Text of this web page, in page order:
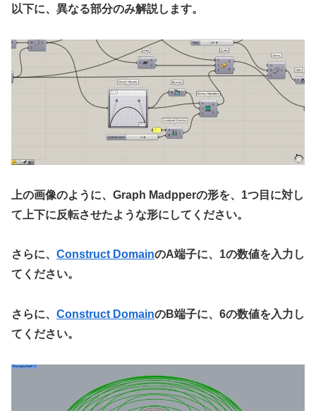
以下に、異なる部分のみ解説します。
上の画像のように、Graph Madpperの形を、1つ目に対し
て上下に反転させたような形にしてください。
さらに、 Construct DomainのA端子に、1の数値を入力し
てください。
さらに、 Construct DomainのB端子に、6の数値を入力し
てください。